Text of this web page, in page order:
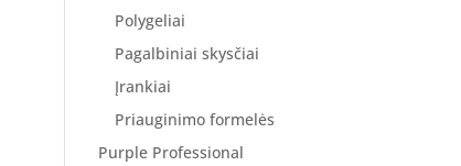
Polygeliai
Pagalbiniai skysčiai
Įrankiai
Priauginimo formelės
Purple Professional